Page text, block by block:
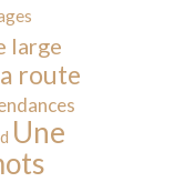
large
route
Une